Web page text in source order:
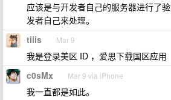
应该是与开发者自己的服务器进行了
发者自己来处理。
tiiis Mar 9
我是登录美区 ID ，爱思下载国区应用
c0sMx Mar 9 via iPhone
我一直都是如此。